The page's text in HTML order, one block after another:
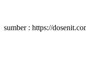
sumber : https://